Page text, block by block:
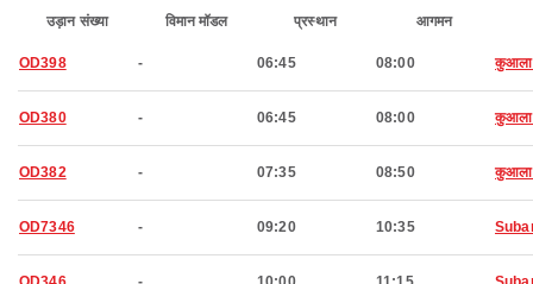
उड़ान संख्या विमान मॉडल प्रस्थान आगमन
OD398 - 06:45 08:00 कुआला
OD380 - 06:45 08:00 कुआला
OD382 - 07:35 08:50 कुआला
OD7346 - 09:20 10:35